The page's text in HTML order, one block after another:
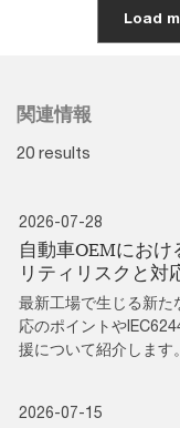
Load
関連情報
20 results
2026-07-28
自動車OEMにお
リティリスクと対
最新工場で生じる新た
応のポイントや
援について紹介します。
2026-07-15